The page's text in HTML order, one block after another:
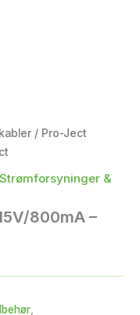
/ Pro-Ject
Strømforsyninger &
800mA –
,